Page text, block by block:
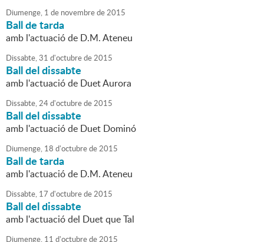
Diumenge, 1 de novembrede2015
Ball de tarda
amb l'actuació de D.M. Ateneu
Dissabte,31 d'octubrede2015
Ball del dissabte
amb l'actuació de Duet Aurora
Dissabte,24d'octubrede2015
Ball del dissabte
amb l'actuació de Duet Dominó
Diumenge, 18 d'octubrede2015
Ball de tarda
amb l'actuació de D.M. Ateneu
Dissabte, 17 d'octubrede2015
Ball del dissabte
amb l'actuació del Duet que Tal
Diumenge, 11 d'octubrede2015